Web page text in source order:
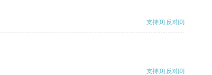
支持[0] 反对[0]
支持[0] 反对[0]